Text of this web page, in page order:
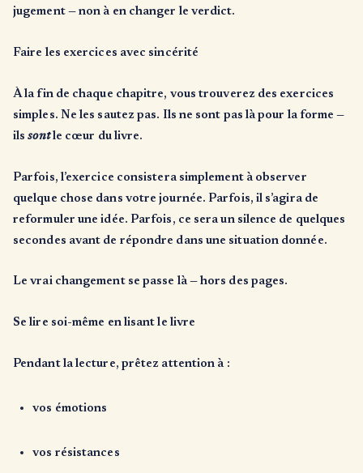
jugement — non à en changer le verdict.
Faire les exercices avec sincérité
À la fin de chaque chapitre, vous trouverez des exercices
simples. Ne les sautez pas. Ils ne sont pas là pour la forme —
ilssontle cœur du livre.
Parfois, l’exercice consistera simplement à observer
quelque chose dans votre journée. Parfois, il s’agira de
reformuler une idée. Parfois, ce sera un silence de quelques
secondes avant de répondre dans une situation donnée.
Le vrai changement se passe là — hors des pages.
Se lire soi-même en lisant le livre
Pendant la lecture, prêtez attention à :
vos émotions
vos résistances